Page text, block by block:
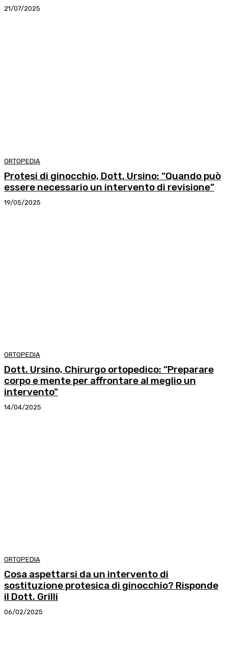
21/07/2025
ORTOPEDIA
Protesi di ginocchio, Dott. Ursino: “Quando può
essere necessario un intervento di revisione”
19/05/2025
ORTOPEDIA
Dott. Ursino, Chirurgo ortopedico: “Preparare
corpo e mente per affrontare al meglio un
intervento”
14/04/2025
ORTOPEDIA
Cosa aspettarsi da un intervento di
sostituzione protesica di ginocchio? Risponde
il Dott. Grilli
06/02/2025